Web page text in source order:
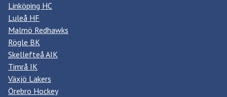
Linköping HC
Luleå HF
Malmö Redhawks
Rögle BK
Skellefteå AIK
Timrå IK
Växjö Lakers
Örebro Hockey